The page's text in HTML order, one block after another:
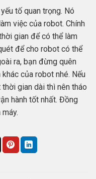
tố quan trọng. Nó
việc của robot. Chính
gian để có thể làm
để cho robot có thể
ra, bạn đừng quên
của robot nhé. Nếu
gian dài thì nên tháo
hành tốt nhất. Đồng